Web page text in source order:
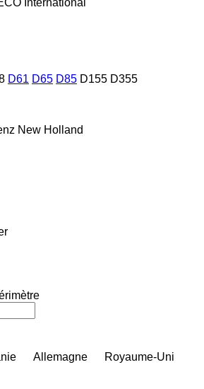
D61 D65 D85 D155 D355
New Holland
Allemagne
Royaume-Uni